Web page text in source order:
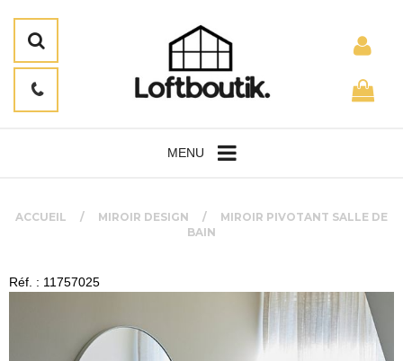
MENU
ACCUEIL MIROIR DESIGN
MIROIR PIVOTANT SALLE DE
BAIN
Réf. : 11757025